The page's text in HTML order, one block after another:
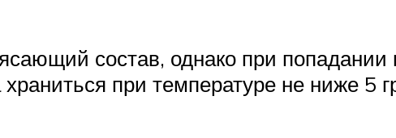
состав, однако при попадании
при температуре не ниже 5